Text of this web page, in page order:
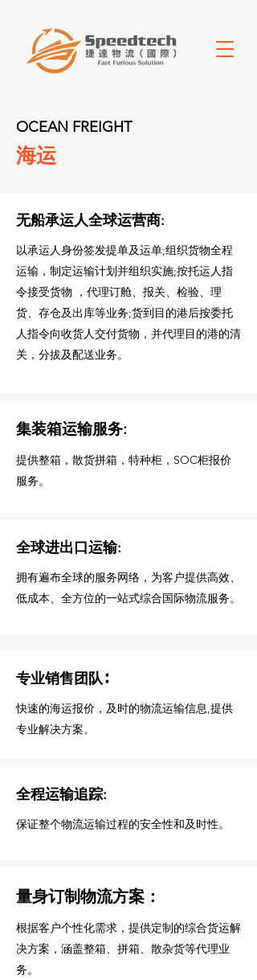
OCEAN FREIGHT
海运
无船承运人全球运营商:
以承运人身份签发提单及运单;组织货物全程
运输，制定运输计划并组织实施;按托运人指
令接受货物 ，代理订舱、报关、检验、理
货、存仓及出库等业务;货到目的港后按委托
人指令向收货人交付货物，并代理目的港的清
关，分拔及配送业务。
集装箱运输服务:
提供整箱，散货拼箱，特种柜，SOC柜报价
服务。
全球进出口运输:
拥有遍布全球的服务网络，为客户提供高效、
低成本、全方位的一站式综合国际物流服务。
专业销售团队∶
快速的海运报价，及时的物流运输信息,提供
专业解决方案。
全程运输追踪:
保证整个物流运输过程的安全性和及时性。
量身订制物流方案：
根据客户个性化需求，提供定制的综合货运解
决方案，涵盖整箱、拼箱、散杂货等代理业
务。